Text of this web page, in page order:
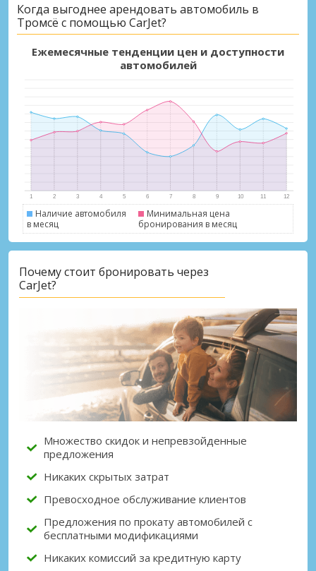
Лучшие сбережения
предложениям партнёров
Войти с помощью eLink
Когда выгоднее арендовать автомобиль в
Тромсё с помощью CarJet?
Ежемесячные тенденции цен и доступности
автомобилей
Наличие автомобиля
в месяц
Минимальная цена
бронирования в месяц
Почему стоит бронировать через
CarJet?
Множество скидок и непревзойденные
предложения
Никаких скрытых затрат
Превосходное обслуживание клиентов
Предложения по прокату автомобилей с
бесплатными модификациями
Никаких комиссий за кредитную карту